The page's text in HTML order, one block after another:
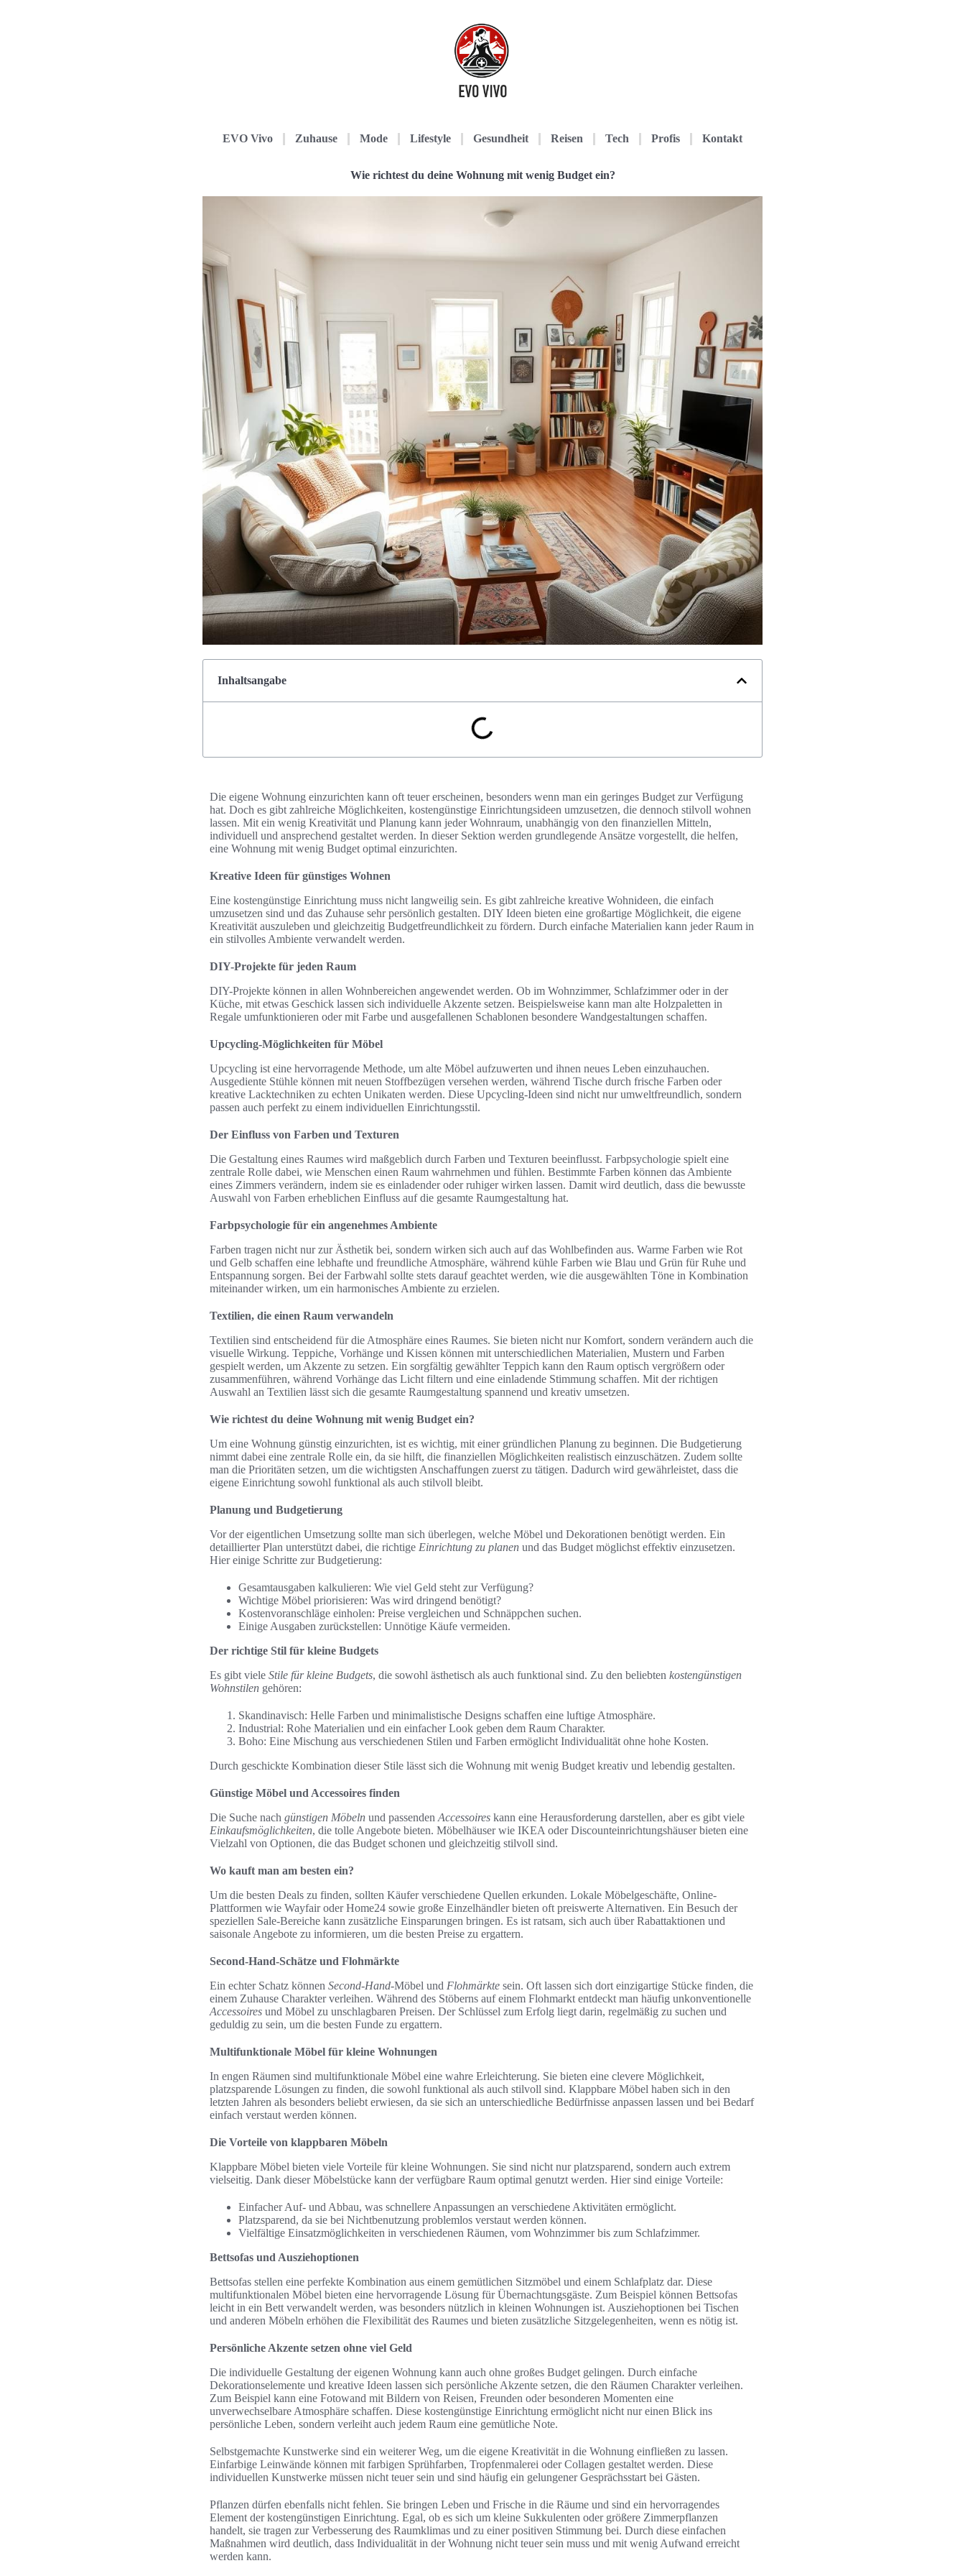
EVO Vivo Zuhause Mode Lifestyle Gesundheit Reisen Tech Profis Kontakt
Wie richtest du deine Wohnung mit wenig Budget ein?
Inhaltsangabe
Die eigene Wohnung einzurichten kann oft teuer erscheinen, besonders wenn man ein geringes Budget zur Verfügung
hat. Doch es gibt zahlreiche Möglichkeiten, kostengünstige Einrichtungsideen umzusetzen, die dennoch stilvoll wohnen
lassen. Mit ein wenig Kreativität und Planung kann jeder Wohnraum, unabhängig von den finanziellen Mitteln,
individuell und ansprechend gestaltet werden. In dieser Sektion werden grundlegende Ansätze vorgestellt, die helfen,
eine Wohnung mit wenig Budget optimal einzurichten.
Kreative Ideen für günstiges Wohnen
Eine kostengünstige Einrichtung muss nicht langweilig sein. Es gibt zahlreiche kreative Wohnideen, die einfach
umzusetzen sind und das Zuhause sehr persönlich gestalten. DIY Ideen bieten eine großartige Möglichkeit, die eigene
Kreativität auszuleben und gleichzeitig Budgetfreundlichkeit zu fördern. Durch einfache Materialien kann jeder Raum in
ein stilvolles Ambiente verwandelt werden.
DIY-Projekte für jeden Raum
DIY-Projekte können in allen Wohnbereichen angewendet werden. Ob im Wohnzimmer, Schlafzimmer oder in der
Küche, mit etwas Geschick lassen sich individuelle Akzente setzen. Beispielsweise kann man alte Holzpaletten in
Regale umfunktionieren oder mit Farbe und ausgefallenen Schablonen besondere Wandgestaltungen schaffen.
Upcycling-Möglichkeiten für Möbel
Upcycling ist eine hervorragende Methode, um alte Möbel aufzuwerten und ihnen neues Leben einzuhauchen.
Ausgediente Stühle können mit neuen Stoffbezügen versehen werden, während Tische durch frische Farben oder
kreative Lacktechniken zu echten Unikaten werden. Diese Upcycling-Ideen sind nicht nur umweltfreundlich, sondern
passen auch perfekt zu einem individuellen Einrichtungsstil.
Der Einfluss von Farben und Texturen
Die Gestaltung eines Raumes wird maßgeblich durch Farben und Texturen beeinflusst. Farbpsychologie spielt eine
zentrale Rolle dabei, wie Menschen einen Raum wahrnehmen und fühlen. Bestimmte Farben können das Ambiente
eines Zimmers verändern, indem sie es einladender oder ruhiger wirken lassen. Damit wird deutlich, dass die bewusste
Auswahl von Farben erheblichen Einfluss auf die gesamte Raumgestaltung hat.
Farbpsychologie für ein angenehmes Ambiente
Farben tragen nicht nur zur Ästhetik bei, sondern wirken sich auch auf das Wohlbefinden aus. Warme Farben wie Rot
und Gelb schaffen eine lebhafte und freundliche Atmosphäre, während kühle Farben wie Blau und Grün für Ruhe und
Entspannung sorgen. Bei der Farbwahl sollte stets darauf geachtet werden, wie die ausgewählten Töne in Kombination
miteinander wirken, um ein harmonisches Ambiente zu erzielen.
Textilien, die einen Raum verwandeln
Textilien sind entscheidend für die Atmosphäre eines Raumes. Sie bieten nicht nur Komfort, sondern verändern auch die
visuelle Wirkung. Teppiche, Vorhänge und Kissen können mit unterschiedlichen Materialien, Mustern und Farben
gespielt werden, um Akzente zu setzen. Ein sorgfältig gewählter Teppich kann den Raum optisch vergrößern oder
zusammenführen, während Vorhänge das Licht filtern und eine einladende Stimmung schaffen. Mit der richtigen
Auswahl an Textilien lässt sich die gesamte Raumgestaltung spannend und kreativ umsetzen.
Wie richtest du deine Wohnung mit wenig Budget ein?
Um eine Wohnung günstig einzurichten, ist es wichtig, mit einer gründlichen Planung zu beginnen. Die Budgetierung
nimmt dabei eine zentrale Rolle ein, da sie hilft, die finanziellen Möglichkeiten realistisch einzuschätzen. Zudem sollte
man die Prioritäten setzen, um die wichtigsten Anschaffungen zuerst zu tätigen. Dadurch wird gewährleistet, dass die
eigene Einrichtung sowohl funktional als auch stilvoll bleibt.
Planung und Budgetierung
Vor der eigentlichen Umsetzung sollte man sich überlegen, welche Möbel und Dekorationen benötigt werden. Ein
detaillierter Plan unterstützt dabei, die richtige Einrichtung zu planen und das Budget möglichst effektiv einzusetzen.
Hier einige Schritte zur Budgetierung:
Gesamtausgaben kalkulieren: Wie viel Geld steht zur Verfügung?
Wichtige Möbel priorisieren: Was wird dringend benötigt?
Kostenvoranschläge einholen: Preise vergleichen und Schnäppchen suchen.
Einige Ausgaben zurückstellen: Unnötige Käufe vermeiden.
Der richtige Stil für kleine Budgets
Es gibt viele Stile für kleine Budgets, die sowohl ästhetisch als auch funktional sind. Zu den beliebten kostengünstigen
Wohnstilen gehören:
Skandinavisch: Helle Farben und minimalistische Designs schaffen eine luftige Atmosphäre.
Industrial: Rohe Materialien und ein einfacher Look geben dem Raum Charakter.
Boho: Eine Mischung aus verschiedenen Stilen und Farben ermöglicht Individualität ohne hohe Kosten.
Durch geschickte Kombination dieser Stile lässt sich die Wohnung mit wenig Budget kreativ und lebendig gestalten.
Günstige Möbel und Accessoires finden
Die Suche nach günstigen Möbeln und passenden Accessoires kann eine Herausforderung darstellen, aber es gibt viele
Einkaufsmöglichkeiten, die tolle Angebote bieten. Möbelhäuser wie IKEA oder Discounteinrichtungshäuser bieten eine
Vielzahl von Optionen, die das Budget schonen und gleichzeitig stilvoll sind.
Wo kauft man am besten ein?
Um die besten Deals zu finden, sollten Käufer verschiedene Quellen erkunden. Lokale Möbelgeschäfte, Online-
Plattformen wie Wayfair oder Home24 sowie große Einzelhändler bieten oft preiswerte Alternativen. Ein Besuch der
speziellen Sale-Bereiche kann zusätzliche Einsparungen bringen. Es ist ratsam, sich auch über Rabattaktionen und
saisonale Angebote zu informieren, um die besten Preise zu ergattern.
Second-Hand-Schätze und Flohmärkte
Ein echter Schatz können Second-Hand-Möbel und Flohmärkte sein. Oft lassen sich dort einzigartige Stücke finden, die
einem Zuhause Charakter verleihen. Während des Stöberns auf einem Flohmarkt entdeckt man häufig unkonventionelle
Accessoires und Möbel zu unschlagbaren Preisen. Der Schlüssel zum Erfolg liegt darin, regelmäßig zu suchen und
geduldig zu sein, um die besten Funde zu ergattern.
Multifunktionale Möbel für kleine Wohnungen
In engen Räumen sind multifunktionale Möbel eine wahre Erleichterung. Sie bieten eine clevere Möglichkeit,
platzsparende Lösungen zu finden, die sowohl funktional als auch stilvoll sind. Klappbare Möbel haben sich in den
letzten Jahren als besonders beliebt erwiesen, da sie sich an unterschiedliche Bedürfnisse anpassen lassen und bei Bedarf
einfach verstaut werden können.
Die Vorteile von klappbaren Möbeln
Klappbare Möbel bieten viele Vorteile für kleine Wohnungen. Sie sind nicht nur platzsparend, sondern auch extrem
vielseitig. Dank dieser Möbelstücke kann der verfügbare Raum optimal genutzt werden. Hier sind einige Vorteile:
Einfacher Auf- und Abbau, was schnellere Anpassungen an verschiedene Aktivitäten ermöglicht.
Platzsparend, da sie bei Nichtbenutzung problemlos verstaut werden können.
Vielfältige Einsatzmöglichkeiten in verschiedenen Räumen, vom Wohnzimmer bis zum Schlafzimmer.
Bettsofas und Ausziehoptionen
Bettsofas stellen eine perfekte Kombination aus einem gemütlichen Sitzmöbel und einem Schlafplatz dar. Diese
multifunktionalen Möbel bieten eine hervorragende Lösung für Übernachtungsgäste. Zum Beispiel können Bettsofas
leicht in ein Bett verwandelt werden, was besonders nützlich in kleinen Wohnungen ist. Ausziehoptionen bei Tischen
und anderen Möbeln erhöhen die Flexibilität des Raumes und bieten zusätzliche Sitzgelegenheiten, wenn es nötig ist.
Persönliche Akzente setzen ohne viel Geld
Die individuelle Gestaltung der eigenen Wohnung kann auch ohne großes Budget gelingen. Durch einfache
Dekorationselemente und kreative Ideen lassen sich persönliche Akzente setzen, die den Räumen Charakter verleihen.
Zum Beispiel kann eine Fotowand mit Bildern von Reisen, Freunden oder besonderen Momenten eine
unverwechselbare Atmosphäre schaffen. Diese kostengünstige Einrichtung ermöglicht nicht nur einen Blick ins
persönliche Leben, sondern verleiht auch jedem Raum eine gemütliche Note.
Selbstgemachte Kunstwerke sind ein weiterer Weg, um die eigene Kreativität in die Wohnung einfließen zu lassen.
Einfarbige Leinwände können mit farbigen Sprühfarben, Tropfenmalerei oder Collagen gestaltet werden. Diese
individuellen Kunstwerke müssen nicht teuer sein und sind häufig ein gelungener Gesprächsstart bei Gästen.
Pflanzen dürfen ebenfalls nicht fehlen. Sie bringen Leben und Frische in die Räume und sind ein hervorragendes
Element der kostengünstigen Einrichtung. Egal, ob es sich um kleine Sukkulenten oder größere Zimmerpflanzen
handelt, sie tragen zur Verbesserung des Raumklimas und zu einer positiven Stimmung bei. Durch diese einfachen
Maßnahmen wird deutlich, dass Individualität in der Wohnung nicht teuer sein muss und mit wenig Aufwand erreicht
werden kann.